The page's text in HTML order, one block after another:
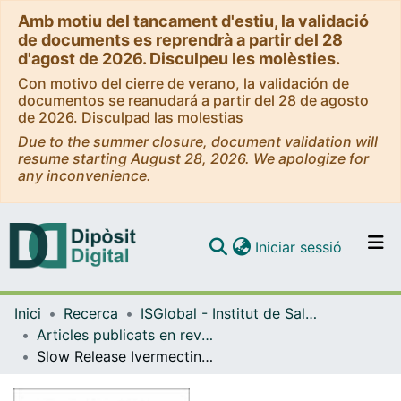
Amb motiu del tancament d'estiu, la validació
de documents es reprendrà a partir del 28
d'agost de 2026. Disculpeu les molèsties.
Con motivo del cierre de verano, la validación de
documentos se reanudará a partir del 28 de agosto
de 2026. Disculpad las molestias
Due to the summer closure, document validation will
resume starting August 28, 2026. We apologize for
any inconvenience.
Navega per tot el DD
Com publicar
Contacte
Iniciar sessió (current)
Inici Recerca
ISGlobal - Institut de Salut Global de Barcelona
Articles publicats en revistes (ISGlobal)
Slow Release Ivermectin Formulation for Malaria Control: a Pilot Study in 80-kg Pigs